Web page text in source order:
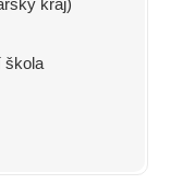
kraj)
škola